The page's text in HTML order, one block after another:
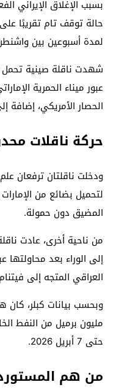
بسبب الإغلاق الإيراني
حالة توقف تام تقريبًا
لمدة أسبوعين بين واشنطن
شهدت ناقلة صينية تحمل
عبور ميناء الحمرية
الحصار الأمريكي، إضافة
حركة ناقلات
ودخلت ناقلتان ترفعان
لتحميل بضائع من
المضيق دون حمولة.
من ناحية أخرى، عادت
إلى الوراء بعد محاولتها
العراقي المتجه إلى
مليون برميل من النفط
حتى 7 أبريل 2026.
من هم